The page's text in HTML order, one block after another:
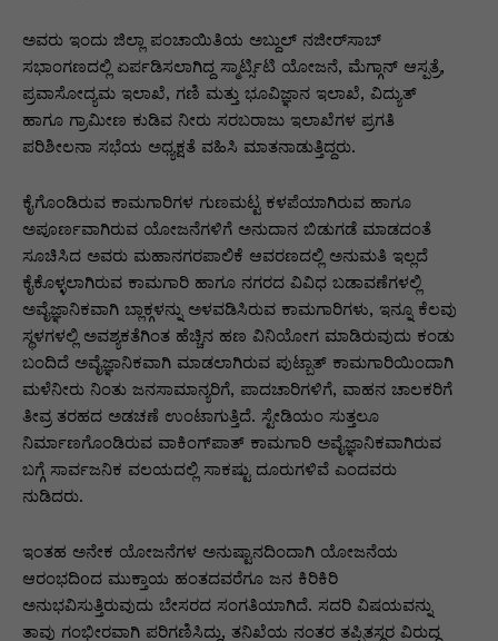
ಅವರು ಇಂದು ಜಿಲ್ಲಾ ಪಂಚಾಯಿತಿಯ ಅಬ್ದುಲ್ ನಜೀರ್‌ಸಾಬ್
ಸಭಾಂಗಣದಲ್ಲಿ ಏರ್ಪಡಿಸಲಾಗಿದ್ದ ಸ್ಮಾರ್ಟ್ಸಿಟಿ ಯೋಜನೆ, ಮೆಗ್ಗಾನ್ ಆಸ್ಪತ್ರೆ,
ಪ್ರವಾಸೋದ್ಯಮ ಇಲಾಖೆ, ಗಣಿ ಮತ್ತು ಭೂವಿಜ್ಞಾನ ಇಲಾಖೆ, ವಿದ್ಯುತ್
ಹಾಗೂ ಗ್ರಾಮೀಣ ಕುಡಿವ ನೀರು ಸರಬರಾಜು ಇಲಾಖೆಗಳ ಪ್ರಗತಿ
ಪರಿಶೀಲನಾ ಸಭೆಯ ಅಧ್ಯಕ್ಷತೆ ವಹಿಸಿ ಮಾತನಾಡುತ್ತಿದ್ದರು.
ಕೈಗೊಂಡಿರುವ ಕಾಮಗಾರಿಗಳ ಗುಣಮಟ್ಟ ಕಳಪೆಯಾಗಿರುವ ಹಾಗೂ
ಅಪೂರ್ಣವಾಗಿರುವ ಯೋಜನೆಗಳಿಗೆ ಅನುದಾನ ಬಿಡುಗಡೆ ಮಾಡದಂತೆ
ಸೂಚಿಸಿದ ಅವರು ಮಹಾನಗರಪಾಲಿಕೆ ಆವರಣದಲ್ಲಿ ಅನುಮತಿ ಇಲ್ಲದೆ
ಕೈಕೊಳ್ಳಲಾಗಿರುವ ಕಾಮಗಾರಿ ಹಾಗೂ ನಗರದ ವಿವಿಧ ಬಡಾವಣೆಗಳಲ್ಲಿ
ಅವೈಜ್ಞಾನಿಕವಾಗಿ ಬ್ಲಾಕ್ಗಳನ್ನು ಅಳವಡಿಸಿರುವ ಕಾಮಗಾರಿಗಳು, ಇನ್ನೂ ಕೆಲವು
ಸ್ಥಳಗಳಲ್ಲಿ ಅವಶ್ಯಕತೆಗಿಂತ ಹೆಚ್ಚಿನ ಹಣ ವಿನಿಯೋಗ ಮಾಡಿರುವುದು ಕಂಡು
ಬಂದಿದೆ ಅವೈಜ್ಞಾನಿಕವಾಗಿ ಮಾಡಲಾಗಿರುವ ಪುಟ್ಬಾತ್ ಕಾಮಗಾರಿಯಿಂದಾಗಿ
ಮಳೆನೀರು ನಿಂತು ಜನಸಾಮಾನ್ಯರಿಗೆ, ಪಾದಚಾರಿಗಳಿಗೆ, ವಾಹನ ಚಾಲಕರಿಗೆ
ತೀವ್ರ ತರಹದ ಅಡಚಣೆ ಉಂಟಾಗುತ್ತಿದೆ. ಸ್ಟೇಡಿಯಂ ಸುತ್ತಲೂ
ನಿರ್ಮಾಣಗೊಂಡಿರುವ ವಾಕಿಂಗ್‌ಪಾತ್ ಕಾಮಗಾರಿ ಅವೈಜ್ಞಾನಿಕವಾಗಿರುವ
ಬಗ್ಗೆ ಸಾರ್ವಜನಿಕ ವಲಯದಲ್ಲಿ ಸಾಕಷ್ಟು ದೂರುಗಳಿವೆ ಎಂದವರು
ನುಡಿದರು.
ಇಂತಹ ಅನೇಕ ಯೋಜನೆಗಳ ಅನುಷ್ಟಾನದಿಂದಾಗಿ ಯೋಜನೆಯ
ಆರಂಭದಿoದ ಮುಕ್ತಾಯ ಹಂತದವರೆಗೂ ಜನ ಕಿರಿಕಿರಿ
ಅನುಭವಿಸುತ್ತಿರುವುದು ಬೇಸರದ ಸಂಗತಿಯಾಗಿದೆ. ಸದರಿ ವಿಷಯವನ್ನು
ತಾವು ಗಂಭೀರವಾಗಿ ಪರಿಗಣಿಸಿದ್ದು, ತನಿಖೆಯ ನಂತರ ತಪ್ಪಿತಸ್ಥರ ವಿರುದ್ಧ